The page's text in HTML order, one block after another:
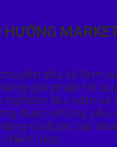
sâu về lĩnh
giải pháp tối
nghiệm lâu năm và
được những yêu
và được các
lược.